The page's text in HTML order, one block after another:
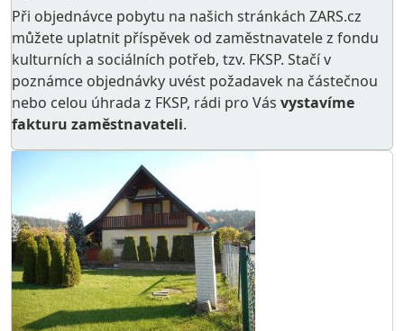
Při objednávce pobytu na našich stránkách ZARS.cz
můžete uplatnit příspěvek od zaměstnavatele z fondu
kulturních a sociálních potřeb, tzv. FKSP. Stačí v
poznámce objednávky uvést požadavek na částečnou
nebo celou úhrada z FKSP, rádi pro Vás vystavíme
fakturu zaměstnavateli.